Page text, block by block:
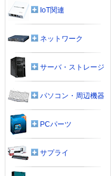
IoT関連
ネットワーク
サーバ・ストレージ
パソコン・周辺機器
PCパーツ
サプライ